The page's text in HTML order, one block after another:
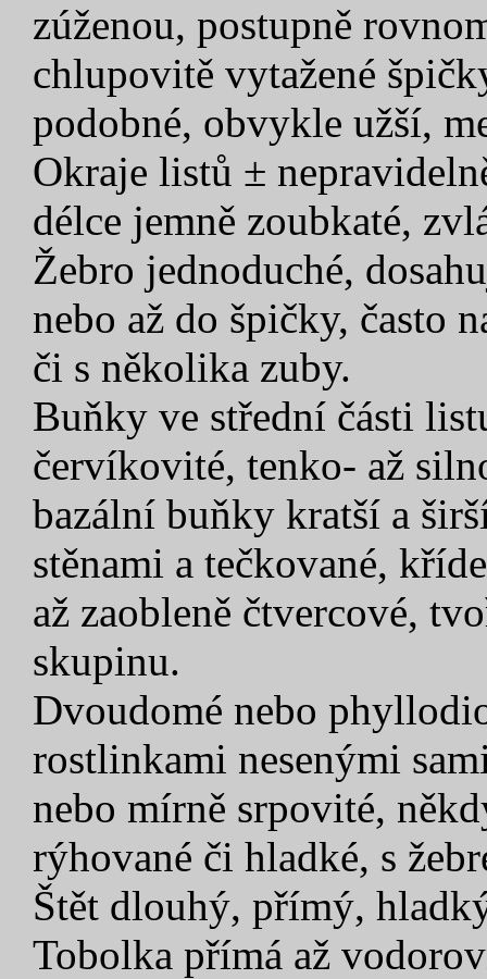
zúženou, postupně
chlupovitě vytažené
podobné, obvykle užší,
Okraje listů ±
délce jemně zoubkaté,
Žebro jednoduché,
nebo až do špičky, často
či s několika zuby.
Buňky ve střední části
červíkovité, tenko- až
bazální buňky kratší a
stěnami a tečkované,
až zaobleně čtvercové,
skupinu.
Dvoudomé nebo
rostlinkami nesenými
nebo mírně srpovité,
rýhované či hladké, s
Štět dlouhý, přímý,
Tobolka přímá až